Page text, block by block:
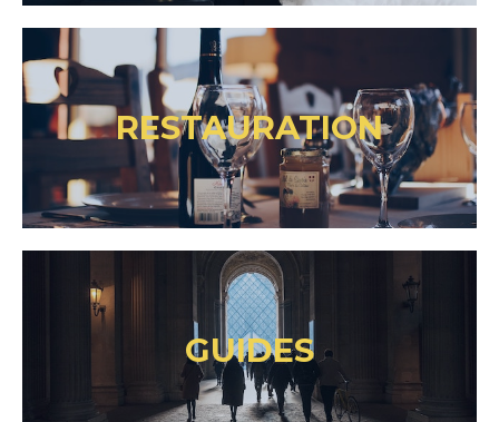
RESTAURATION
GUIDES